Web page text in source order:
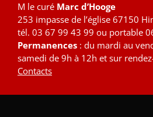
M le curé Marc d’Hooge
253 impasse de l’église 67150
tél. 03 67 99 43 99 ou portable
Permanences : du mardi au
samedi de 9h à 12h et sur
Contacts